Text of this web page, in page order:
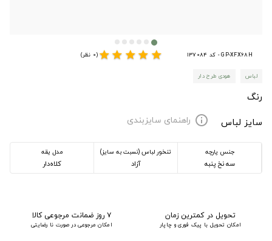
GP-XFX68H - کد 137084 star
star
star
star
star(0 نظر)
لباس هودی طرح دار
رنگ
سایز لباس
info راهنمای سایزبندی
جنس پارچه
سه نخ پنبه
تنخور لباس (نسبت به سایز)
آزاد
مدل یقه
کلاه‌دار
تحویل در کمترین زمان
امکان تحویل با پیک فوری و چاپار
۷ روز ضمانت مرجوعی کالا
امکان مرجوعی در صورت نا رضایتی